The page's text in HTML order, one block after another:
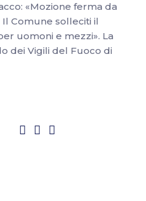
«Mozione ferma da
Comune solleciti il
uomoni e mezzi». La
dei Vigili del Fuoco di